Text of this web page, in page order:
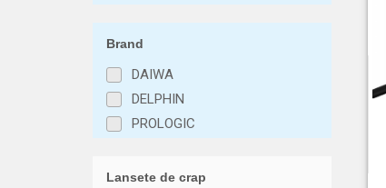
Brand
DAIWA
DELPHIN
PROLOGIC
Lansete de crap